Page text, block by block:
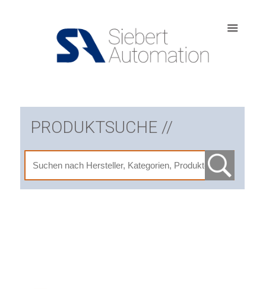
PRODUKTSUCHE //